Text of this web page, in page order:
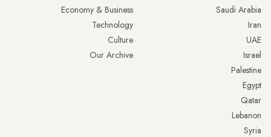
Saudi Arabia
Iran
UAE
Israel
Palestine
Egypt
Qatar
Lebanon
Syria
Economy & Business
Technology
Culture
Our Archive